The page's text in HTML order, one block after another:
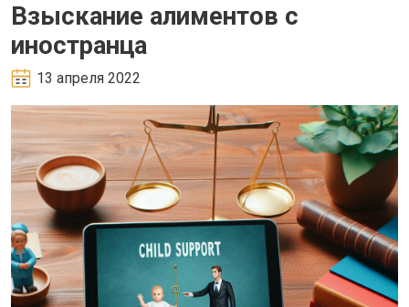
Взыскание алиментов с
иностранца
13 апреля 2022